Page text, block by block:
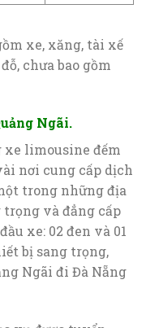
xe, xăng, tài xế
chưa bao gồm
Ngãi.
xe limousine đếm
nơi cung cấp dịch
trong những địa
và đẳng cấp
xe: 02 đen và 01
bị sang trọng,
Ngãi đi Đà Nẵng